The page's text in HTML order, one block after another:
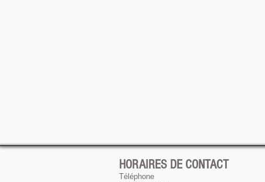
HORAIRES DE CONTACT
Téléphone